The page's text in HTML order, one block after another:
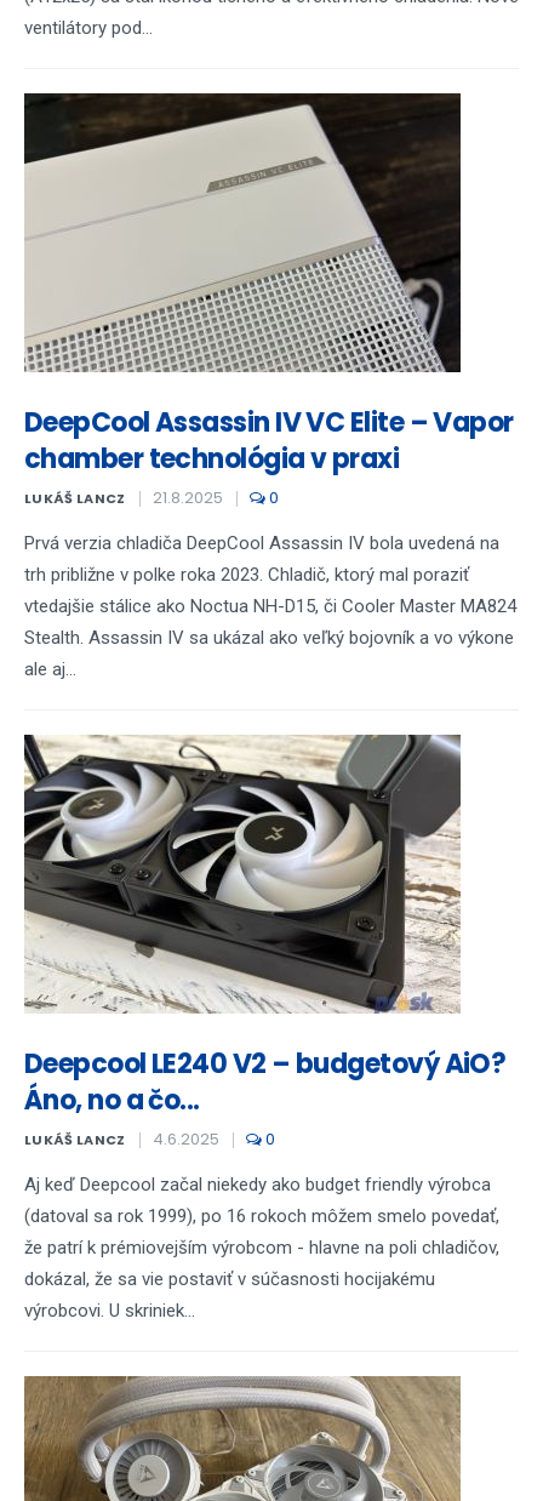
ventilátory pod...
DeepCool Assassin IV VC Elite – Vapor
chamber technológia v praxi
LUKÁŠ LANCZ 21.8.2025 0
Prvá verzia chladiča DeepCool Assassin IV bola uvedená na
trh približne v polke roka 2023. Chladič, ktorý mal poraziť
vtedajšie stálice ako Noctua NH-D15, či Cooler Master MA824
Stealth. Assassin IV sa ukázal ako veľký bojovník a vo výkone
ale aj...
Deepcool LE240 V2 – budgetový AiO?
Áno, no a čo...
LUKÁŠ LANCZ 4.6.2025 0
Aj keď Deepcool začal niekedy ako budget friendly výrobca
(datoval sa rok 1999), po 16 rokoch môžem smelo povedať,
že patrí k prémiovejším výrobcom - hlavne na poli chladičov,
dokázal, že sa vie postaviť v súčasnosti hocijakému
výrobcovi. U skriniek...